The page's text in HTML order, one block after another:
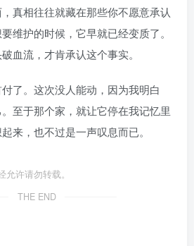
相往往就藏在那些你不愿意承认
维护的时候，它早就已经变质了。
血流，才肯承认这个事实。
。这次没人能动，因为我明白
至于那个家，就让它停在我记忆里
来，也不过是一声叹息而已。
许请勿转载。
THE END